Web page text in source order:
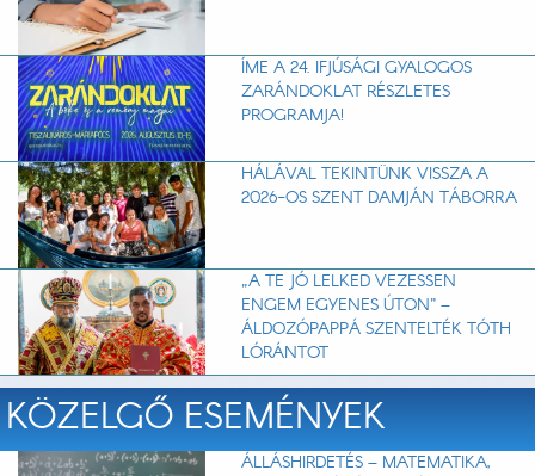
ÍME A 24. IFJÚSÁGI GYALOGOS
ZARÁNDOKLAT RÉSZLETES
PROGRAMJA!
HÁLÁVAL TEKINTÜNK VISSZA A
2026-OS SZENT DAMJÁN TÁBORRA
„A TE JÓ LELKED VEZESSEN
ENGEM EGYENES ÚTON” –
ÁLDOZÓPAPPÁ SZENTELTÉK TÓTH
LÓRÁNTOT
KÖZELGŐ ESEMÉNYEK
ÁLLÁSHIRDETÉS – MATEMATIKA,